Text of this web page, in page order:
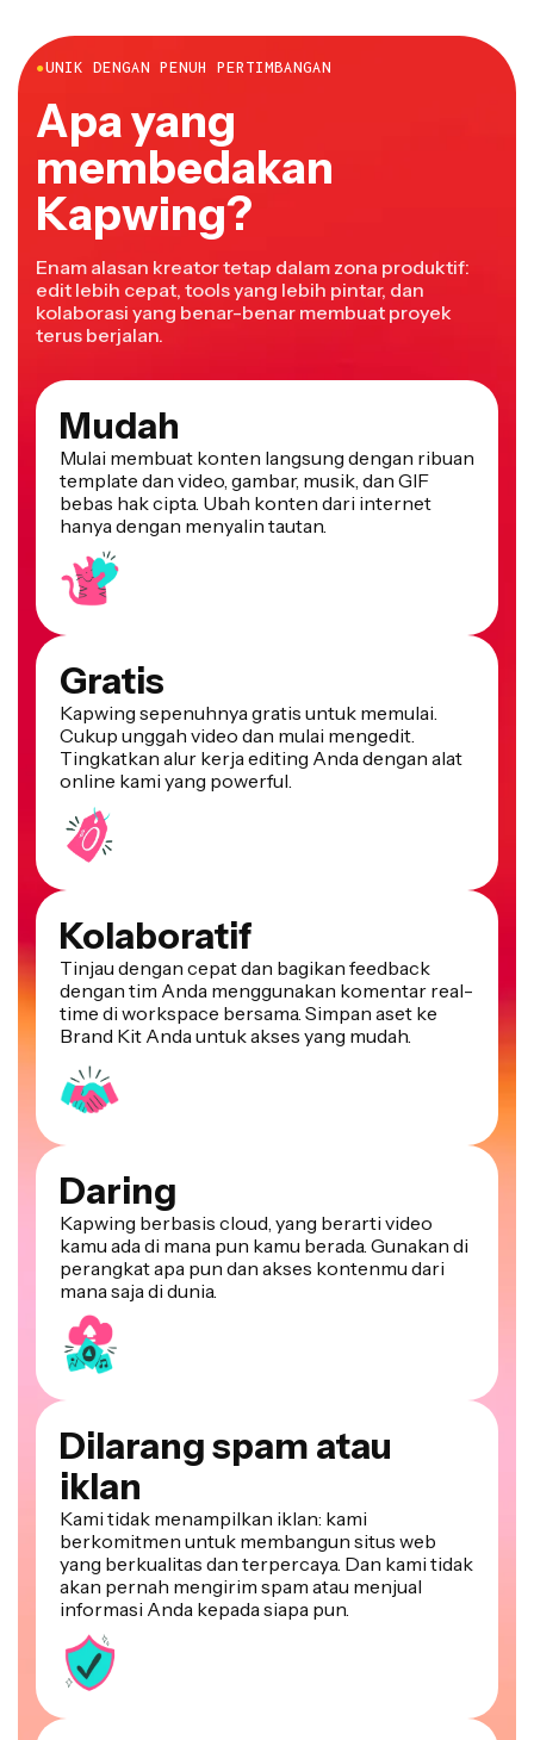
●UNIK DENGAN PENUH PERTIMBANGAN
Apa yang
membedakan
Kapwing?
Enam alasan kreator tetap dalam zona produktif:
edit lebih cepat, tools yang lebih pintar, dan
kolaborasi yang benar-benar membuat proyek
terus berjalan.
Mudah
Mulai membuat konten langsung dengan ribuan
template dan video, gambar, musik, dan GIF
bebas hak cipta. Ubah konten dari internet
hanya dengan menyalin tautan.
Gratis
Kapwing sepenuhnya gratis untuk memulai.
Cukup unggah video dan mulai mengedit.
Tingkatkan alur kerja editing Anda dengan alat
online kami yang powerful.
Kolaboratif
Tinjau dengan cepat dan bagikan feedback
dengan tim Anda menggunakan komentar real-
time di workspace bersama. Simpan aset ke
Brand Kit Anda untuk akses yang mudah.
Daring
Kapwing berbasis cloud, yang berarti video
kamu ada di mana pun kamu berada. Gunakan di
perangkat apa pun dan akses kontenmu dari
mana saja di dunia.
Dilarang spam atau
iklan
Kami tidak menampilkan iklan: kami
berkomitmen untuk membangun situs web
yang berkualitas dan terpercaya. Dan kami tidak
akan pernah mengirim spam atau menjual
informasi Anda kepada siapa pun.